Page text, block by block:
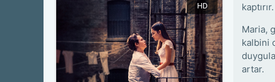
HD
kaptırır.
Maria,
kalbini
artar.